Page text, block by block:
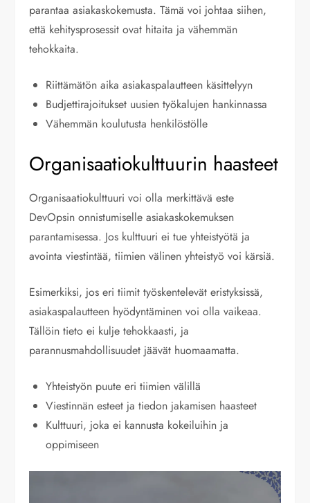
parantaa asiakaskokemusta. Tämä voi johtaa siihen,
että kehitysprosessit ovat hitaita ja vähemmän
tehokkaita.
Riittämätön aika asiakaspalautteen käsittelyyn
Budjettirajoitukset uusien työkalujen hankinnassa
Vähemmän koulutusta henkilöstölle
Organisaatiokulttuurin haasteet
Organisaatiokulttuuri voi olla merkittävä este
DevOpsin onnistumiselle asiakaskokemuksen
parantamisessa. Jos kulttuuri ei tue yhteistyötä ja
avointa viestintää, tiimien välinen yhteistyö voi kärsiä.
Esimerkiksi, jos eri tiimit työskentelevät eristyksissä,
asiakaspalautteen hyödyntäminen voi olla vaikeaa.
Tällöin tieto ei kulje tehokkaasti, ja
parannusmahdollisuudet jäävät huomaamatta.
Yhteistyön puute eri tiimien välillä
Viestinnän esteet ja tiedon jakamisen haasteet
Kulttuuri, joka ei kannusta kokeiluihin ja
oppimiseen